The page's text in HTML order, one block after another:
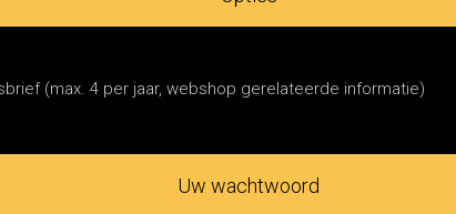
(max. 4 per jaar, webshop gerelateerde informatie)
Uw wachtwoord